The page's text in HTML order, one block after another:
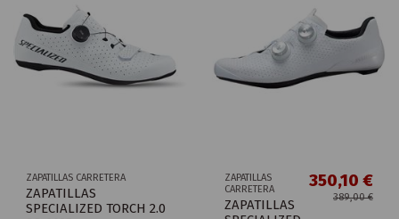
ZAPATILLAS CARRETERA
ZAPATILLAS
SPECIALIZED TORCH 2.0
ZAPATILLAS
CARRETERA
ZAPATILLAS
350,10 €
389,00 €